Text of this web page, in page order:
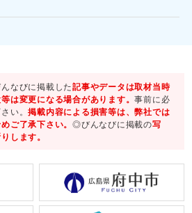
なびに掲載した記事やデータは取材当時
は変更になる場合があります。事前に必
い。掲載内容による損害等は、弊社では
ご了承下さい。◎びんなびに掲載の写
します。